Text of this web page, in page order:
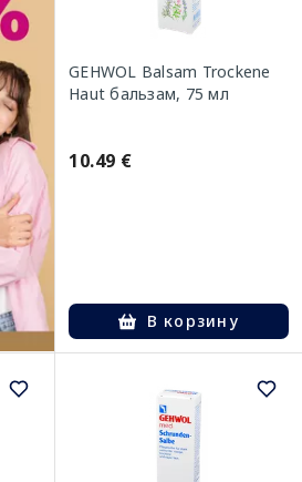
GEHWOL Balsam Trockene
Haut бальзам, 75 мл
10.49 €
В корзину